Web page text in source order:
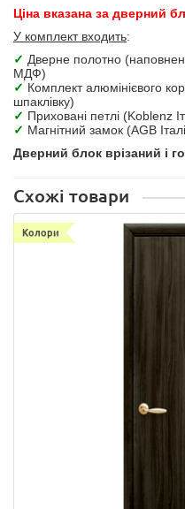
Ціна вказана за дверний
У комплект входить:
✓ Дверне полотно
МДФ)
✓ Комплект алюмінієвого
шпаклівку)
✓ Приховані петлі (Koblenz
✓ Магнітний замок (AGB
Дверний блок врізаний і
Схожі товари
Колори